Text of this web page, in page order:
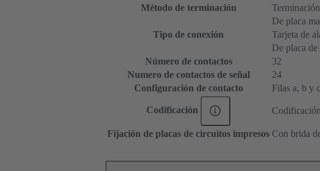
Método de terminación
Tipo de conexión
De placa
Tarjeta de
De placa
Número de contactos
32
Numero de contactos de señal
24
Configuración de contacto
Filas a, b y
Codificación
Fijación de placas de circuitos impresos Con brida